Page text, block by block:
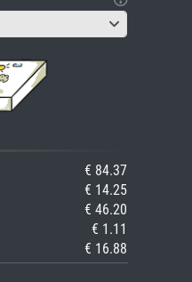
€ 84.37
€ 14.25
€ 46.20
€ 1.11
€ 16.88